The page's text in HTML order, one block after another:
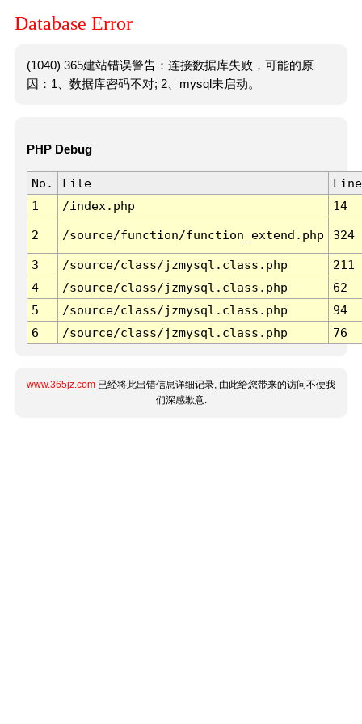
Database Error
(1040) 365建站错误警告：连接数据库失败，可能的原
因：1、数据库密码不对; 2、mysql未启动。
PHP Debug
No. File
Line
1
/index.php 14
2 /source/function/function_extend.php 324
3 /source/class/jzmysql.class.php
211
4
/source/class/jzmysql.class.php
62
5
/source/class/jzmysql.class.php
94
6
/source/class/jzmysql.class.php 76
www.365jz.com 已经将此出错信息详细记录, 由此给您带来的访问不便我
们深感歉意.